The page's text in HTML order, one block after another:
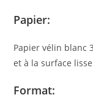
Papier:
Papier vélin blanc
et à la surface
Format: